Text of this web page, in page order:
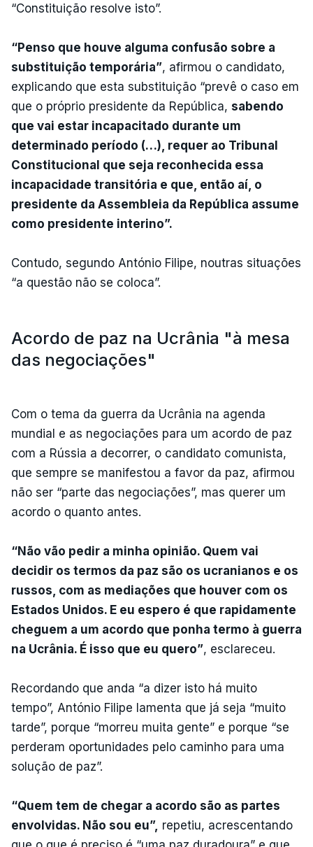
“Constituição resolve isto”.
“Penso que houve alguma confusão sobre a
substituição temporária”, afirmou o candidato,
explicando que esta substituição “prevê o caso em
que o próprio presidente da República, sabendo
que vai estar incapacitado durante um
determinado período (…), requer ao Tribunal
Constitucional que seja reconhecida essa
incapacidade transitória e que, então aí, o
presidente da Assembleia da República assume
como presidente interino”.
Contudo, segundo António Filipe, noutras situações
“a questão não se coloca”.
Acordo de paz na Ucrânia "à mesa
das negociações"
Com o tema da guerra da Ucrânia na agenda
mundial e as negociações para um acordo de paz
com a Rússia a decorrer, o candidato comunista,
que sempre se manifestou a favor da paz, afirmou
não ser “parte das negociações”, mas querer um
acordo o quanto antes.
“Não vão pedir a minha opinião. Quem vai
decidir os termos da paz são os ucranianos e os
russos, com as mediações que houver com os
Estados Unidos. E eu espero é que rapidamente
cheguem a um acordo que ponha termo à guerra
na Ucrânia. É isso que eu quero”, esclareceu.
Recordando que anda “a dizer isto há muito
tempo”, António Filipe lamenta que já seja “muito
tarde”, porque “morreu muita gente” e porque “se
perderam oportunidades pelo caminho para uma
solução de paz”.
“Quem tem de chegar a acordo são as partes
envolvidas. Não sou eu”, repetiu, acrescentando